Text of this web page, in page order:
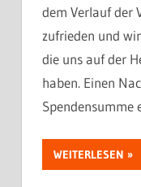
dem Verlauf der
zufrieden und
die uns auf der
haben. Einen
Spendensumme
WEITERLESEN